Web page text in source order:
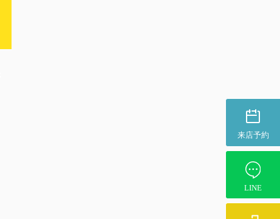
来店予約
LINE